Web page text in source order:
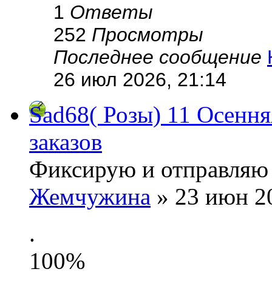
1 Ответы
252 Просмотры
Последнее сообщение
26 июл 2026, 21:14
Sad68( Розы) 11
заказов
Фиксирую и
Жемчужина » 23 июн
.
100%